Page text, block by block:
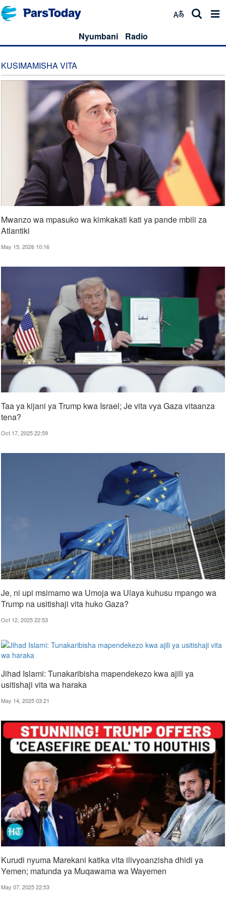
Nyumbani Radio
KUSIMAMISHA VITA
Mwanzo wa mpasuko wa kimkakati kati ya pande mbili za
Atlantiki
May 15, 2026 10:16
Taa ya kijani ya Trump kwa Israel; Je vita vya Gaza vitaanza
tena?
Oct 17, 2025 22:59
Je, ni upi msimamo wa Umoja wa Ulaya kuhusu mpango wa
Trump na usitishaji vita huko Gaza?
Oct 12, 2025 22:53
Jihad Islami: Tunakaribisha mapendekezo kwa ajili ya
usitishaji vita wa haraka
May 14, 2025 03:21
Kurudi nyuma Marekani katika vita ilivyoanzisha dhidi ya
Yemen; matunda ya Muqawama wa Wayemen
May 07, 2025 22:53